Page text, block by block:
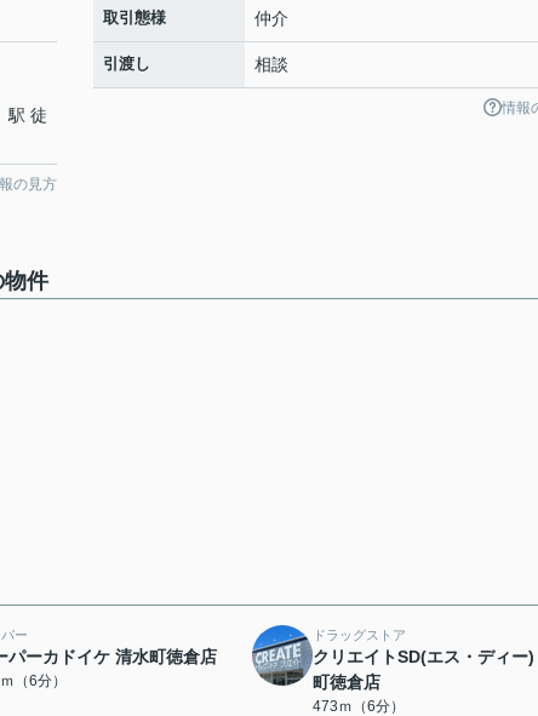
駅 徒
の見方
取引態様 仲介
引渡し 相談
情報
件
ー
パーカドイケ 清水町徳倉店
（6分）
ドラッグストア
クリエイトSD(エス・ディー
町徳倉店
473ｍ（6分）